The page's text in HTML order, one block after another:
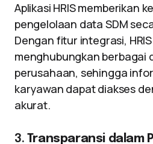
Aplikasi HRIS memberikan
pengelolaan data SDM
Dengan fitur integrasi,
menghubungkan berbagai
perusahaan, sehingga
karyawan dapat diakses
akurat.
3. Transparansi dalam